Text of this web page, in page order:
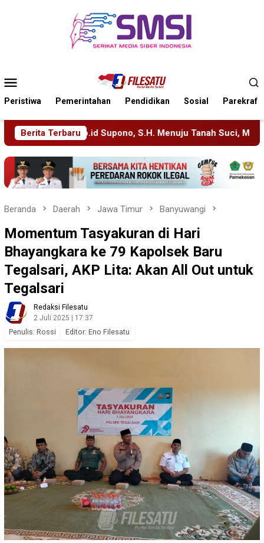
Mobile
Peristiwa Pemerintahan Pendidikan Sosial Parekraf
Berita Terbaru
Tanah Suci, Manajemen Pastikan Pelayanan Berita
Beranda Daerah Jawa Timur Banyuwangi
Momentum Tasyakuran di Hari
Bhayangkara ke 79 Kapolsek Baru
Tegalsari, AKP Lita: Akan All Out untuk
Tegalsari
Redaksi Filesatu
2 Juli 2025 | 17:37
Penulis: Rossi Editor: Eno Filesatu